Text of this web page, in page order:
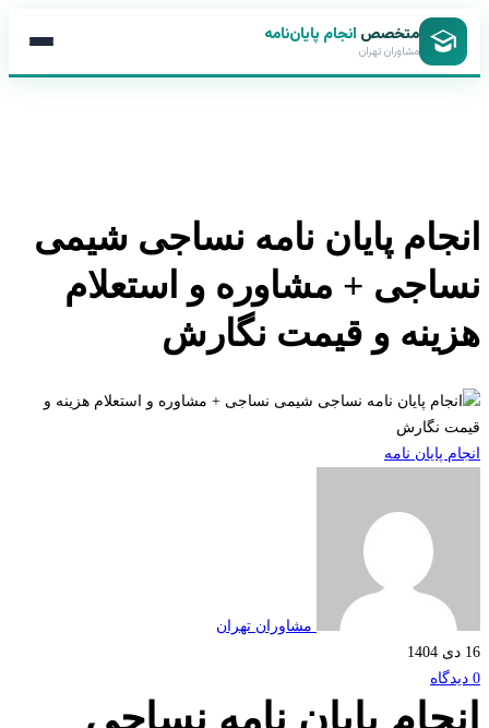
متخصصانجام پایان‌نامه
مشاوران تهران
پایان نامه نساجی شیمی
+ مشاوره و استعلام
و قیمت نگارش
پایان نامه
مشاوران تهران
پایان نامه نساجی